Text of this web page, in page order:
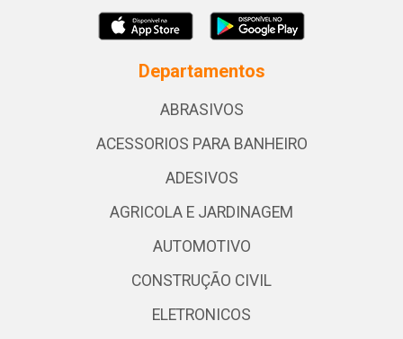
Departamentos
ABRASIVOS
ACESSORIOS PARA BANHEIRO
ADESIVOS
AGRICOLA E JARDINAGEM
AUTOMOTIVO
CONSTRUÇÃO CIVIL
ELETRONICOS